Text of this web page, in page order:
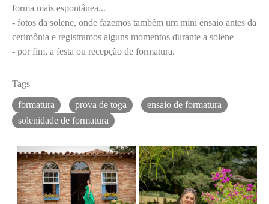
forma mais espontânea...
- fotos da solene, onde fazemos também um mini ensaio antes da
cerimônia e registramos alguns momentos durante a solene
- por fim, a festa ou recepção de formatura.
Tags
formatura prova de toga
ensaio de formatura
solenidade de formatura